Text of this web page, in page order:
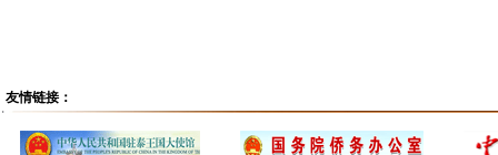
友情链接：